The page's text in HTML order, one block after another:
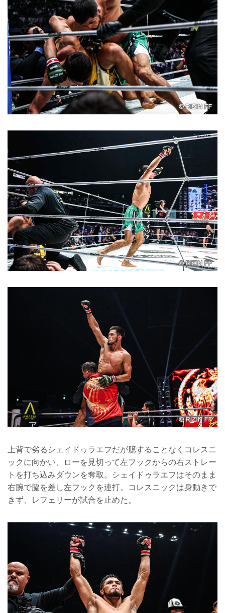
上背で劣るシェイドゥラエフだが臆することなくコレスニ
ックに向かい、ローを見切って左フックからの右ストレー
トを打ち込みダウンを奪取。シェイドゥラエフはそのまま
右腕で脇を差し左フックを連打。コレスニックは身動きで
きず、レフェリーが試合を止めた。